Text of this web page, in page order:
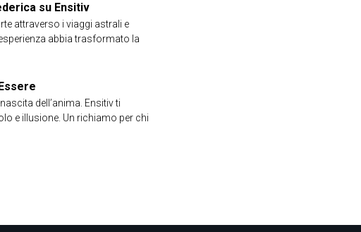
su Ensitiv
attraverso i viaggi astrali e
abbia trasformato la
dell’anima. Ensitiv ti
e illusione. Un richiamo per chi